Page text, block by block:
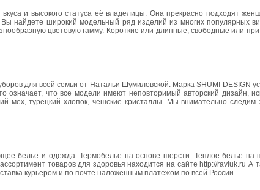
и высокого статуса её владелицы. Она прекрасно подходят
Вы найдете широкий модельный ряд изделий из многих популярных
цветовую гамму. Короткие или длинные, свободные или
для всей семьи от Натальи Шумиловской. Марка SHUMI DESIGN
означает, что все модели имеют неповторимый авторский дизайн,
мех, турецкий хлопок, чешские кристаллы. Мы внимательно следим
белье и одежда. Термобелье на основе шерсти. Теплое белье на
товаров для здоровья находится на сайте http://ravluk.ru А
курьером и по почте наложенным платежом по всей России